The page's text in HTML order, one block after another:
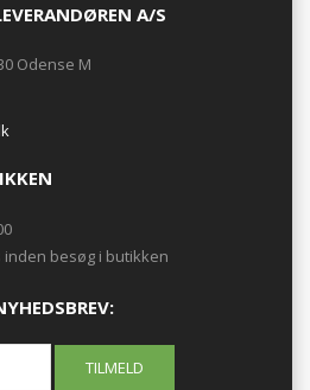
A/S
Odense M
besøg i butikken